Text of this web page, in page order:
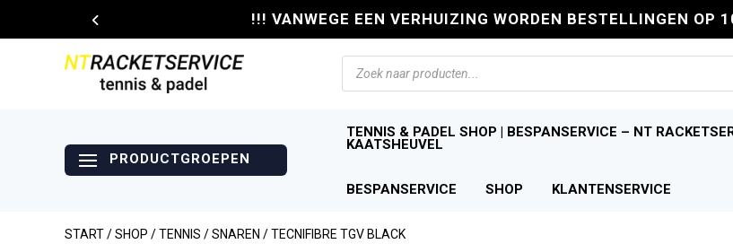
!!! VANWEGE EEN VERHUIZING WORDEN BESTELLINGEN OP
Producten
zoeken
TENNIS & PADEL SHOP | BESPANSERVICE – NT
KAATSHEUVEL
BESPANSERVICE SHOP KLANTENSERVICE
START/SHOP /TENNIS /SNAREN / TECNIFIBRE TGV BLACK